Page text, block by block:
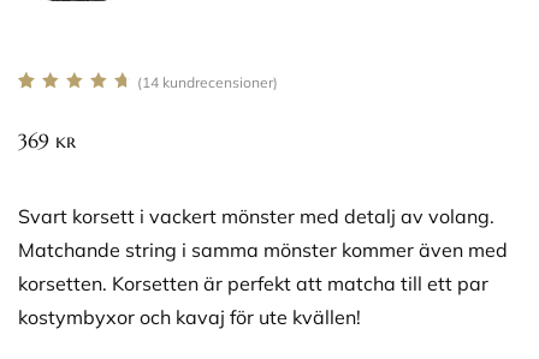
4.73
baserat på
(14 kundrecensioner)
369 kr
Svart korsett i vackert mönster med detalj av volang.
Matchande string i samma mönster kommer även med
korsetten. Korsetten är perfekt att matcha till ett par
kostymbyxor och kavaj för ute kvällen!